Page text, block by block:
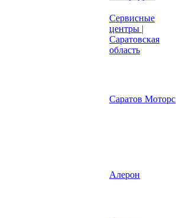
Сервисные
центры |
Саратовская
область
Саратов Моторс
Алерон